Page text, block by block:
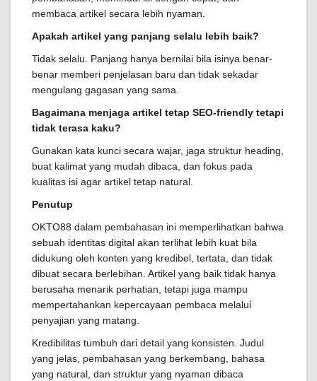
membaca artikel secara lebih nyaman.
Apakah artikel yang panjang selalu lebih baik?
Tidak selalu. Panjang hanya bernilai bila isinya benar-
benar memberi penjelasan baru dan tidak sekadar
mengulang gagasan yang sama.
Bagaimana menjaga artikel tetap SEO-friendly tetapi
tidak terasa kaku?
Gunakan kata kunci secara wajar, jaga struktur heading,
buat kalimat yang mudah dibaca, dan fokus pada
kualitas isi agar artikel tetap natural.
Penutup
OKTO88 dalam pembahasan ini memperlihatkan bahwa
sebuah identitas digital akan terlihat lebih kuat bila
didukung oleh konten yang kredibel, tertata, dan tidak
dibuat secara berlebihan. Artikel yang baik tidak hanya
berusaha menarik perhatian, tetapi juga mampu
mempertahankan kepercayaan pembaca melalui
penyajian yang matang.
Kredibilitas tumbuh dari detail yang konsisten. Judul
yang jelas, pembahasan yang berkembang, bahasa
yang natural, dan struktur yang nyaman dibaca